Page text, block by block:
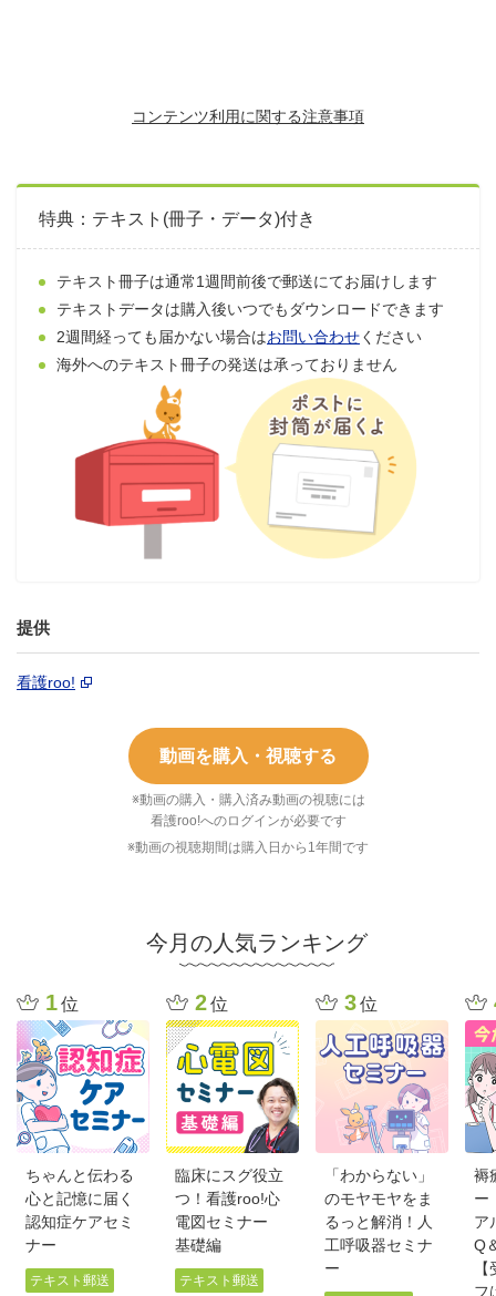
コンテンツ利用に関する注意事項
特典：テキスト(冊子・データ)付き
テキスト冊子は通常1週間前後で郵送にてお届けします
テキストデータは購入後いつでもダウンロードできます
2週間経っても届かない場合はお問い合わせください
海外へのテキスト冊子の発送は承っておりません
提供
看護roo!
動画を購入・視聴する
※動画の購入・購入済み動画の視聴には
看護roo!へのログインが必要です
※動画の視聴期間は購入日から1年間です
今月の人気ランキング
1位
ちゃんと伝わる
心と記憶に届く
認知症ケアセミ
ナー
テキスト郵送
2位
臨床にスグ役立
つ！看護roo!心
電図セミナー
基礎編
テキスト郵送
3位
「わからない」
のモヤモヤをま
るっと解消！人
工呼吸器セミナ
ー
褥
ー
ア
Q
フ